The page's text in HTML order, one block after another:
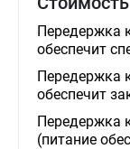
Передержка
обеспечит
Передержка
обеспечит
Передержка
(питание